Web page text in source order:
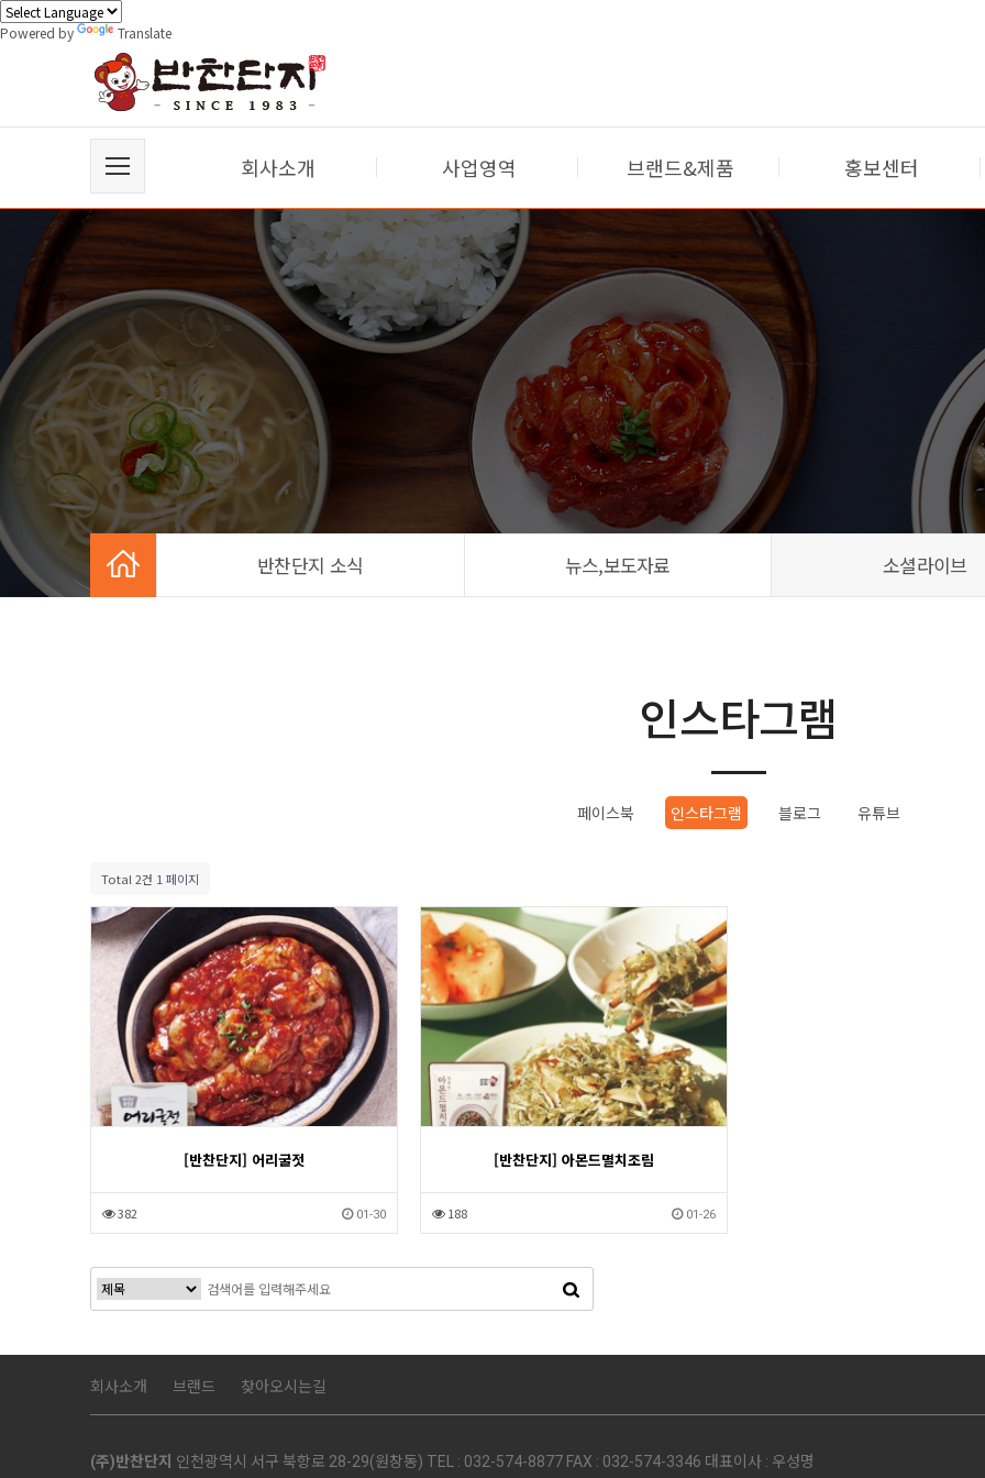
Powered by Translate
회사소개 사업영역 브랜드&제품 홍보센터
반찬단지 소식 뉴스,보도자료 소셜라이브
인스타그램
페이스북 인스타그램 블로그 유튜브
Total 2건 1 페이지
[반찬단지] 어리굴젓
382 01-30
[반찬단지] 아몬드멸치조림
188 01-26
회사소개 브랜드 찾아오시는길
(주)반찬단지 인천광역시 서구 북항로 28-29(원창동) TEL : 032-574-8877 FAX : 032-574-3346 대표이사 : 우성명